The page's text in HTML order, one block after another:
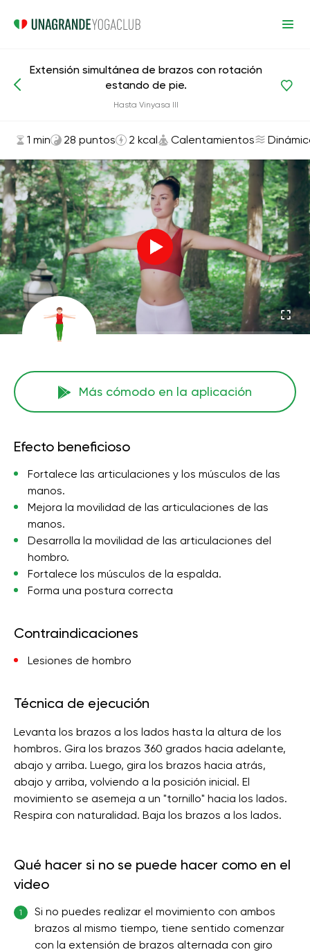
Asanas y ejercicios Calentamientos
Extensión simultánea de brazos con rotación
estando de pie.
Hasta Vinyasa III
1 min 28 puntos 2 kcal Calentamientos
Más cómodo en la aplicación
Efecto beneficioso
Fortalece las articulaciones y los músculos de las
manos.
Mejora la movilidad de las articulaciones de las
manos.
Desarrolla la movilidad de las articulaciones del
hombro.
Fortalece los músculos de la espalda.
Forma una postura correcta
Contraindicaciones
Lesiones de hombro
Técnica de ejecución
Levanta los brazos a los lados hasta la altura de los
hombros. Gira los brazos 360 grados hacia adelante,
abajo y arriba. Luego, gira los brazos hacia atrás,
abajo y arriba, volviendo a la posición inicial. El
movimiento se asemeja a un "tornillo" hacia los lados.
Respira con naturalidad. Baja los brazos a los lados.
Qué hacer si no se puede hacer como en el
video
1
Si no puedes realizar el movimiento con ambos
brazos al mismo tiempo, tiene sentido comenzar
con la extensión de brazos alternada con giro